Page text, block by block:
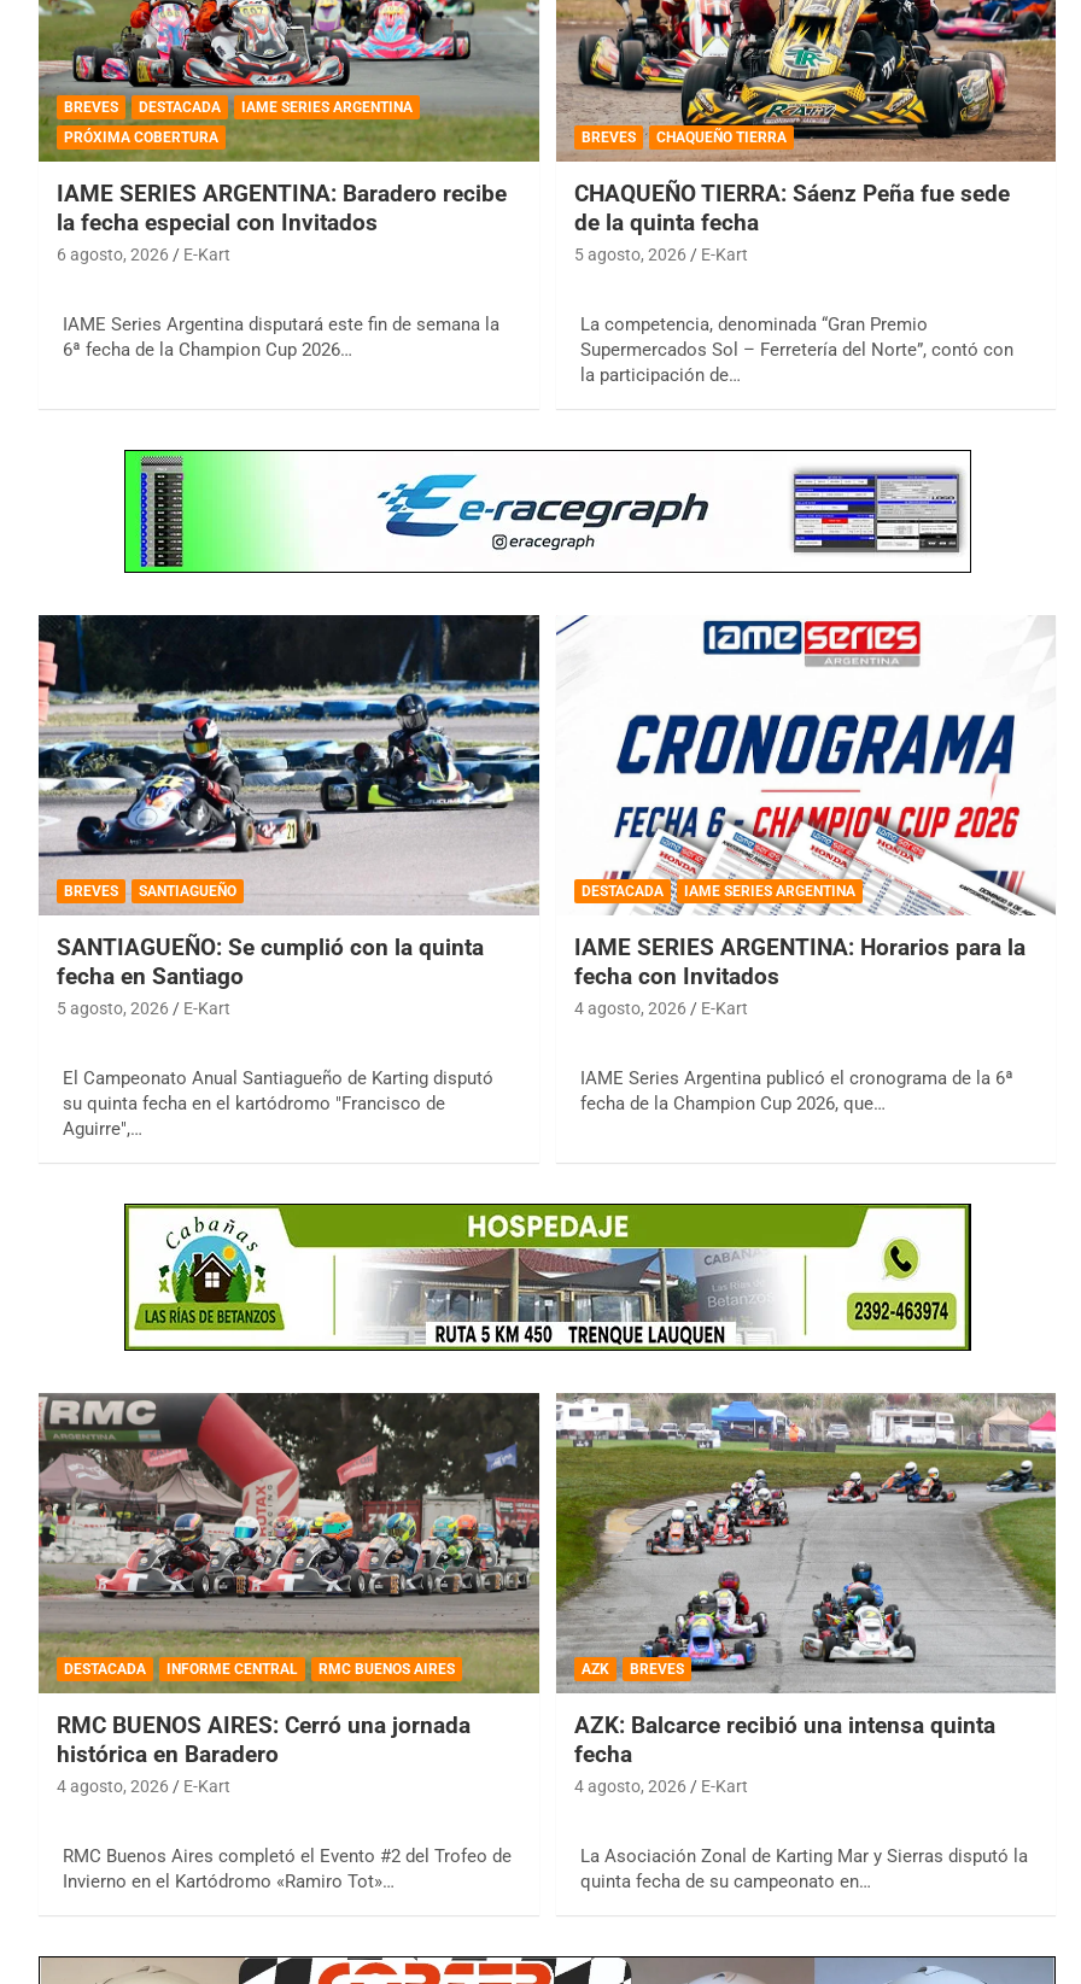
BREVES DESTACADA
IAME SERIES ARGENTINA
PRÓXIMA COBERTURA
IAME SERIES ARGENTINA: Baradero recibe
la fecha especial con Invitados
6 agosto, 2026 E-Kart
IAME Series Argentina disputará este fin de semana la
6ª fecha de la Champion Cup 2026…
BREVES CHAQUEÑO TIERRA
CHAQUEÑO TIERRA: Sáenz Peña fue sede
de la quinta fecha
5 agosto, 2026 E-Kart
La competencia, denominada “Gran Premio
Supermercados Sol – Ferretería del Norte”, contó con
la participación de…
BREVES SANTIAGUEÑO
SANTIAGUEÑO: Se cumplió con la quinta
fecha en Santiago
5 agosto, 2026 E-Kart
El Campeonato Anual Santiagueño de Karting disputó
su quinta fecha en el kartódromo "Francisco de
Aguirre",…
DESTACADA IAME SERIES ARGENTINA
IAME SERIES ARGENTINA: Horarios para la
fecha con Invitados
4 agosto, 2026 E-Kart
IAME Series Argentina publicó el cronograma de la 6ª
fecha de la Champion Cup 2026, que…
DESTACADA INFORME CENTRAL RMC BUENOS AIRES
RMC BUENOS AIRES: Cerró una jornada
histórica en Baradero
4 agosto, 2026 E-Kart
RMC Buenos Aires completó el Evento #2 del Trofeo de
Invierno en el Kartódromo «Ramiro Tot»…
AZK BREVES
AZK: Balcarce recibió una intensa quinta
fecha
4 agosto, 2026 E-Kart
La Asociación Zonal de Karting Mar y Sierras disputó la
quinta fecha de su campeonato en…